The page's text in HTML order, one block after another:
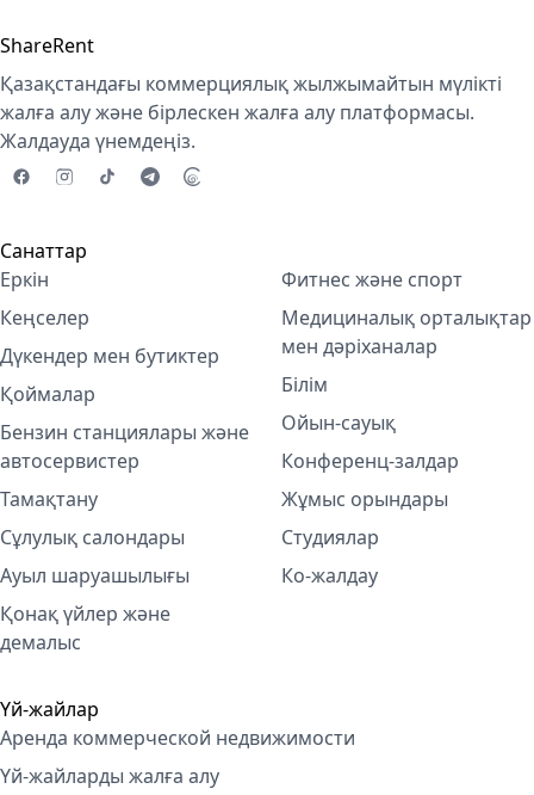
ShareRent
Қазақстандағы коммерциялық жылжымайтын мүлікті
жалға алу және бірлескен жалға алу платформасы.
Жалдауда үнемдеңіз.
Санаттар
Еркін
Кеңселер
Дүкендер мен бутиктер
Қоймалар
Бензин станциялары және
автосервистер
Тамақтану
Сұлулық салондары
Ауыл шаруашылығы
Қонақ үйлер және
демалыс
Фитнес және спорт
Медициналық орталықтар
мен дәріханалар
Білім
Ойын-сауық
Конференц-залдар
Жұмыс орындары
Студиялар
Ко-жалдау
Үй-жайлар
Аренда коммерческой недвижимости
Үй-жайларды жалға алу